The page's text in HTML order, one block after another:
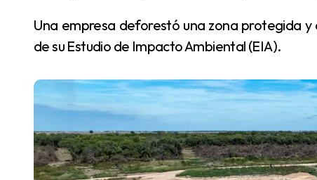
Una empresa deforestó una zona protegida y comenzó a construir sin la aprobación obligatoria
de su Estudio de Impacto Ambiental (EIA).